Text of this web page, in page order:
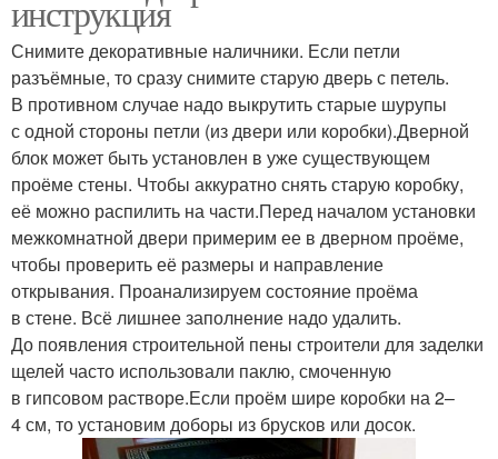
инструкция
Снимите декоративные наличники. Если петли
разъёмные, то сразу снимите старую дверь с петель.
В противном случае надо выкрутить старые шурупы
с одной стороны петли (из двери или коробки).Дверной
блок может быть установлен в уже существующем
проёме стены. Чтобы аккуратно снять старую коробку,
её можно распилить на части.Перед началом установки
межкомнатной двери примерим ее в дверном проёме,
чтобы проверить её размеры и направление
открывания. Проанализируем состояние проёма
в стене. Всё лишнее заполнение надо удалить.
До появления строительной пены строители для заделки
щелей часто использовали паклю, смоченную
в гипсовом растворе.Если проём шире коробки на 2–
4 см, то установим доборы из брусков или досок.